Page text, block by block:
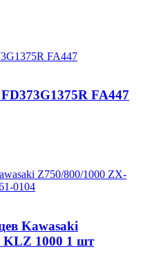
FA447
Kawasaki
KLZ 1000 1 шт